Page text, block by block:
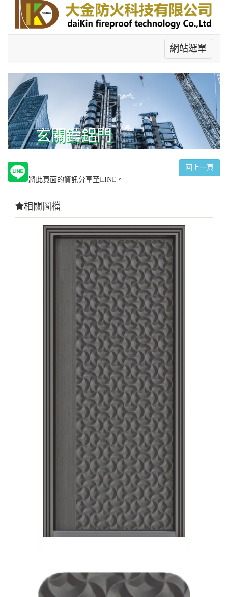
網站選單
玄關鑄鋁門
將此頁面的資訊分享至LINE。
回上一頁
相關圖檔